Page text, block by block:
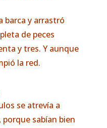
barca y arrastró
de peces
y tres. Y aunque
la red.
se atrevía a
sabían bien